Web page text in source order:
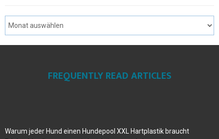
FREQUENTLY READ ARTICLES
Warum jeder Hund einen Hundepool XXL Hartplastik braucht